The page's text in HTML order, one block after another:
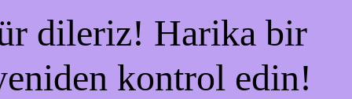
dileriz! Harika bir
kontrol edin!